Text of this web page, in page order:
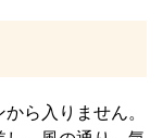
ら入りません。